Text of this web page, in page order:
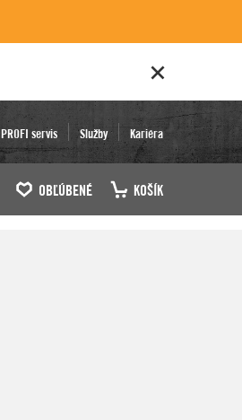
PROFI servis Služby Kariéra
OBĽÚBENÉ KOŠÍK